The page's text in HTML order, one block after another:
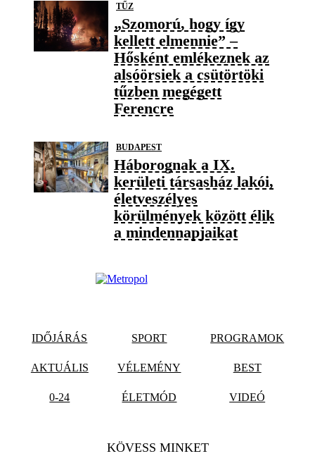
TŰZ
„Szomorú, hogy így
kellett elmennie” –
Hősként emlékeznek az
alsóörsiek a csütörtöki
tűzben megégett
Ferencre
BUDAPEST
Háborognak a IX.
kerületi társasház lakói,
életveszélyes
körülmények között élik
a mindennapjaikat
IDŐJÁRÁS SPORT PROGRAMOK
AKTUÁLIS VÉLEMÉNY BEST
0-24 ÉLETMÓD VIDEÓ
KÖVESS MINKET